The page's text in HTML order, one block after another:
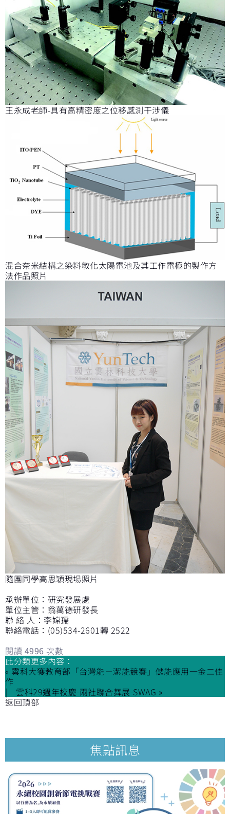
王永成老師-具有高精密度之位移感測干涉儀
混合奈米結構之染料敏化太陽電池及其工作電極的製作方
法作品照片
隨團同學高思穎現場照片
承辦單位：研究發展處
單位主管：翁萬德研發長
聯 絡 人：李嫦孺
聯絡電話：(05)534-2601轉 2522
閱讀 4996 次數
此分類更多內容：
« 雲科大獲教育部「台灣能－潔能競賽」儲能應用一金二佳
作
雲科29週年校慶-兩社聯合舞展-SWAG »
返回頂部
焦點訊息